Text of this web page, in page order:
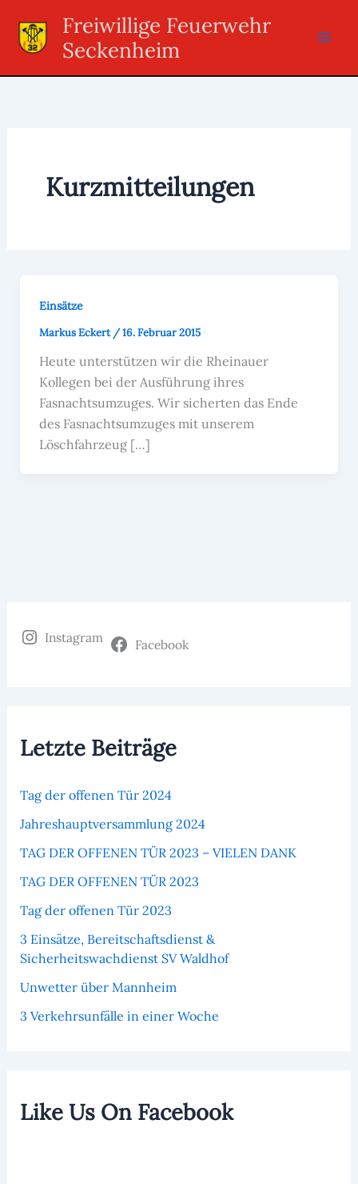
Inhalt
springen
Freiwillige Feuerwehr
Seckenheim
Kurzmitteilungen
Einsätze
Markus Eckert /16. Februar 2015
Heute unterstützen wir die Rheinauer
Kollegen bei der Ausführung ihres
Fasnachtsumzuges. Wir sicherten das Ende
des Fasnachtsumzuges mit unserem
Löschfahrzeug […]
Instagram Facebook
Letzte Beiträge
Tag der offenen Tür 2024
Jahreshauptversammlung 2024
TAG DER OFFENEN TÜR 2023 – VIELEN DANK
TAG DER OFFENEN TÜR 2023
Tag der offenen Tür 2023
3 Einsätze, Bereitschaftsdienst &
Sicherheitswachdienst SV Waldhof
Unwetter über Mannheim
3 Verkehrsunfälle in einer Woche
Like Us On Facebook